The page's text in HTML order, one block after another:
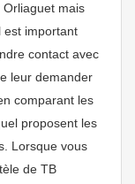
mais
est important
contact avec
leur demander
comparant les
proposent les
Lorsque vous
de TB